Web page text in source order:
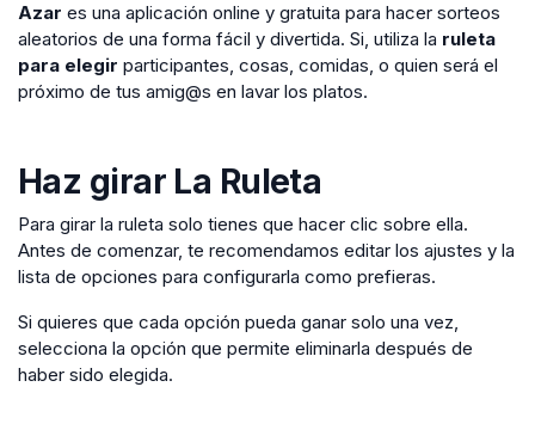
Azar es una aplicación online y gratuita para hacer sorteos
aleatorios de una forma fácil y divertida. Si, utiliza la ruleta
para elegir participantes, cosas, comidas, o quien será el
próximo de tus amig@s en lavar los platos.
Haz girar La Ruleta
Para girar la ruleta solo tienes que hacer clic sobre ella.
Antes de comenzar, te recomendamos editar los ajustes y la
lista de opciones para configurarla como prefieras.
Si quieres que cada opción pueda ganar solo una vez,
selecciona la opción que permite eliminarla después de
haber sido elegida.